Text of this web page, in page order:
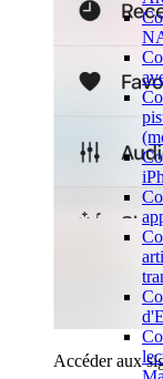
Accéder aux